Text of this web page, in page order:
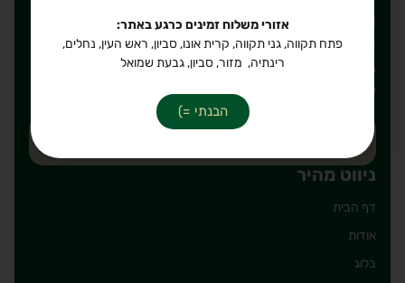
רוצים לקבל הנחות ישירות
לאימייל שלכם?
יאללה, חבל לפספס. כתבו את הכתובת אימייל על מנת להירשם
לרשימת תפוצה שלנו, מבטיחים לשלוח רק דברים טובים!
ניווט מהיר
דף הבית
אודות
בלוג
אזורי משלוח זמינים כרגע באתר:
פתח תקווה, גני תקווה, קרית אונו, סביון, ראש העין, נחלים,
רינתיה, מזור, סביון, גבעת שמואל
הבנתי =)